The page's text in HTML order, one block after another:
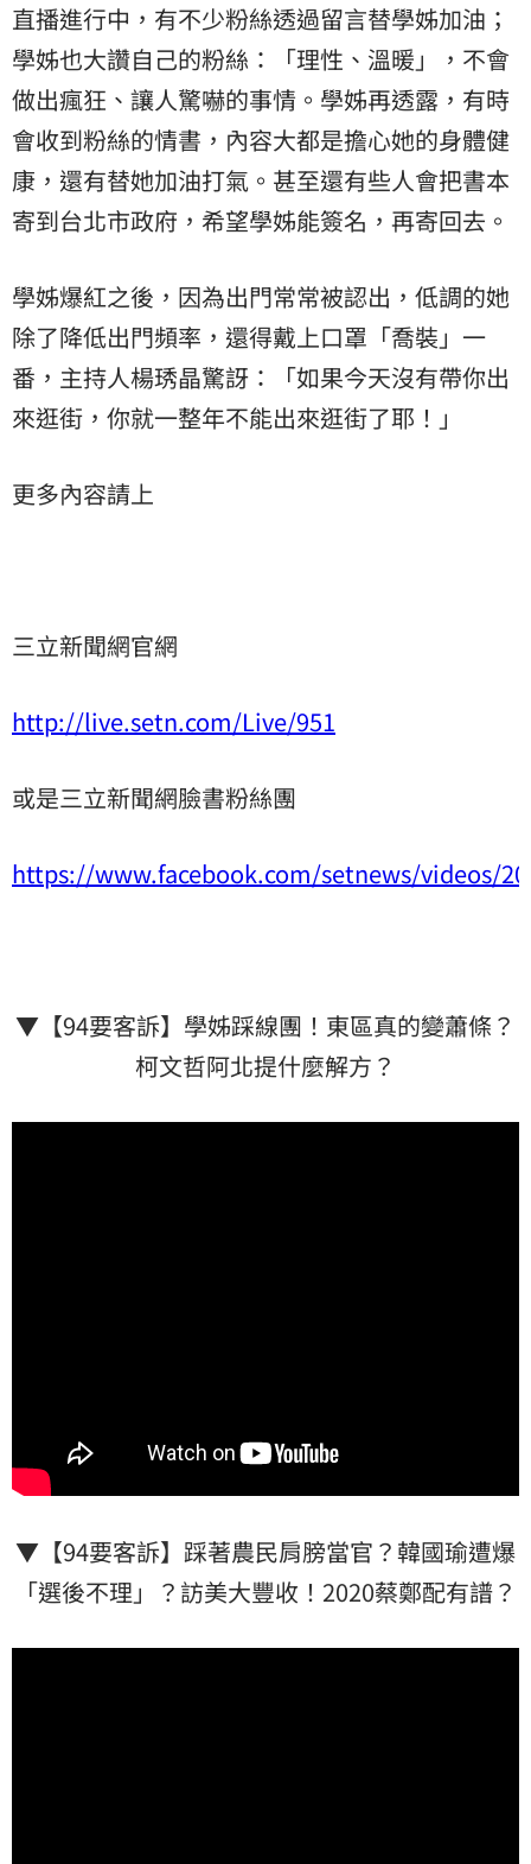
直播進行中，有不少粉絲透過留言替學姊加油；
學姊也大讚自己的粉絲：「理性、溫暖」，不會
做出瘋狂、讓人驚嚇的事情。學姊再透露，有時
會收到粉絲的情書，內容大都是擔心她的身體健
康，還有替她加油打氣。甚至還有些人會把書本
寄到台北市政府，希望學姊能簽名，再寄回去。
學姊爆紅之後，因為出門常常被認出，低調的她
除了降低出門頻率，還得戴上口罩「喬裝」一
番，主持人楊琇晶驚訝：「如果今天沒有帶你出
來逛街，你就一整年不能出來逛街了耶！」
更多內容請上
三立新聞網官網
http://live.setn.com/Live/951
或是三立新聞網臉書粉絲團
https://www.facebook.com/setnews/videos/
▼【94要客訴】學姊踩線團！東區真的變蕭條？
柯文哲阿北提什麼解方？
▼【94要客訴】踩著農民肩膀當官？韓國瑜遭爆
「選後不理」？訪美大豐收！2020蔡鄭配有譜？